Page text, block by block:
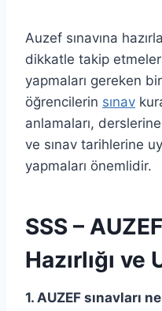
Auzef sınavına
dikkatle takip
yapmaları gereken
öğrencilerin sınav
anlamaları,
ve sınav tarihlerine
yapmaları önemlidir.
SSS –
Hazırlığı ve
1. AUZEF sınavları